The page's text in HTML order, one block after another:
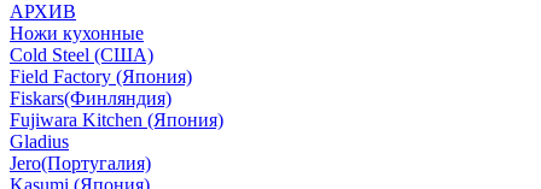
АРХИВ
Ножи кухонные
Cold Steel (США)
Field Factory (Япония)
Fiskars(Финляндия)
Fujiwara Kitchen (Япония)
Gladius
Jero(Португалия)
Kasumi (Япония)